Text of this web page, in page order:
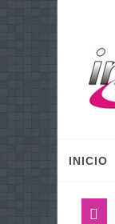
INICIO